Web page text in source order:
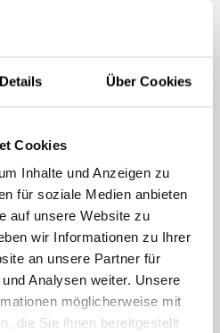
Details Über Cookies
Cookies
Inhalte und Anzeigen zu
für soziale Medien anbieten
auf unsere Website zu
wir Informationen zu Ihrer
an unsere Partner für
Analysen weiter. Unsere
möglicherweise mit
die Sie ihnen bereitgestellt
Freihandel und
Pragmatismus - was in
harten weltpolitischen
Realitäten zählt
Machtpolitik und